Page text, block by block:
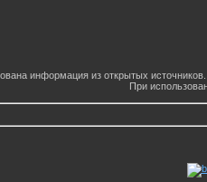
информация из открытых
При